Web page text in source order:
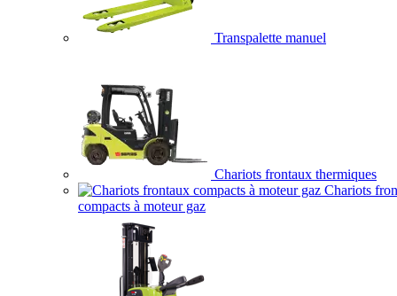
Transpalette manuel
Chariots frontaux thermiques
Chariots
compacts à moteur gaz